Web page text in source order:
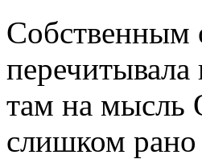
там на мысль
слишком рано